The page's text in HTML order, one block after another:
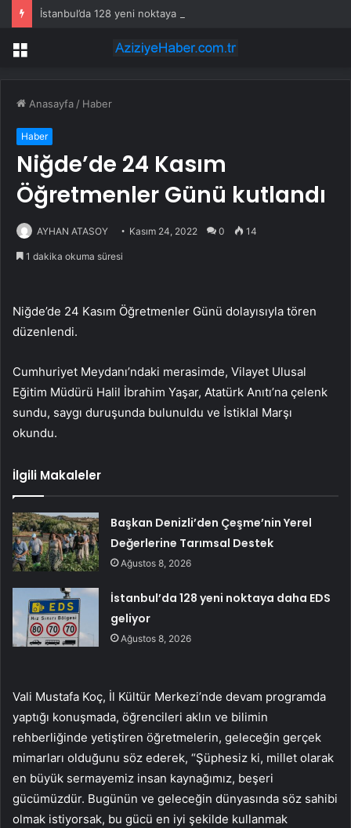
İstanbul’da 128 yeni noktaya daha EDS geliyor
Menü
Anasayfa / Haber
Haber
Niğde’de 24 Kasım
Öğretmenler Günü kutlandı
AYHAN ATASOY Kasım 24, 2022 0 14
1 dakika okuma süresi
Niğde’de 24 Kasım Öğretmenler Günü dolayısıyla tören
düzenlendi.
Cumhuriyet Meydanı’ndaki merasimde, Vilayet Ulusal
Eğitim Müdürü Halil İbrahim Yaşar, Atatürk Anıtı’na çelenk
sundu, saygı duruşunda bulunuldu ve İstiklal Marşı
okundu.
İlgili Makaleler
Başkan Denizli’den Çeşme’nin Yerel
Değerlerine Tarımsal Destek
Ağustos 8, 2026
İstanbul’da 128 yeni noktaya daha EDS
geliyor
Ağustos 8, 2026
Vali Mustafa Koç, İl Kültür Merkezi’nde devam programda
yaptığı konuşmada, öğrencileri aklın ve bilimin
rehberliğinde yetiştiren öğretmelerin, geleceğin gerçek
mimarları olduğunu söz ederek, “Şüphesiz ki, millet olarak
en büyük sermayemiz insan kaynağımız, beşeri
gücümüzdür. Bugünün ve geleceğin dünyasında söz sahibi
olmak istiyorsak, bu gücü en iyi şekilde kullanmak